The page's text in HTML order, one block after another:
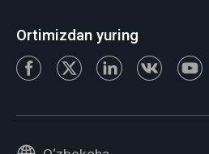
Ortimizdan yuring